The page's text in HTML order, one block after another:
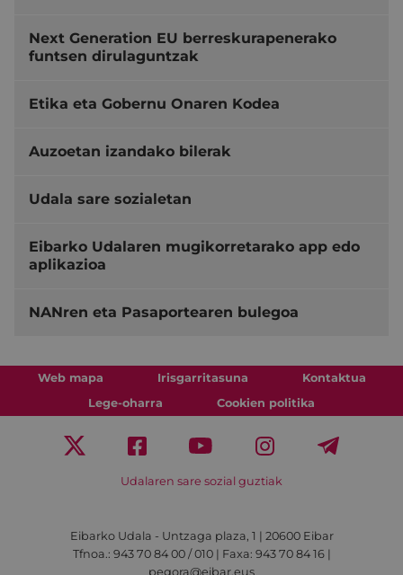
Next Generation EU berreskurapenerako
funtsen dirulaguntzak
Etika eta Gobernu Onaren Kodea
Auzoetan izandako bilerak
Udala sare sozialetan
Eibarko Udalaren mugikorretarako app edo
aplikazioa
NANren eta Pasaportearen bulegoa
Web mapa Irisgarritasuna
Kontaktua
Lege-oharra
Cookien politika
Udalaren sare sozial guztiak
Eibarko Udala - Untzaga plaza, 1 | 20600 Eibar
Tfnoa.: 943 70 84 00 / 010 | Faxa: 943 70 84 16 |
pegora@eibar.eus